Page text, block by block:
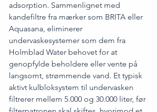
adsorption. Sammenlignet med
kandefiltre fra mærker som BRITA eller
Aquasana, eliminerer
undervaskesystemer som dem fra
Holmblad Water behovet for at
genopfylde beholdere eller vente på
langsomt, strømmende vand. Et typisk
aktivt kulbloksystem til undervasken
filtrerer mellem 5.000 og 30.000 liter, før